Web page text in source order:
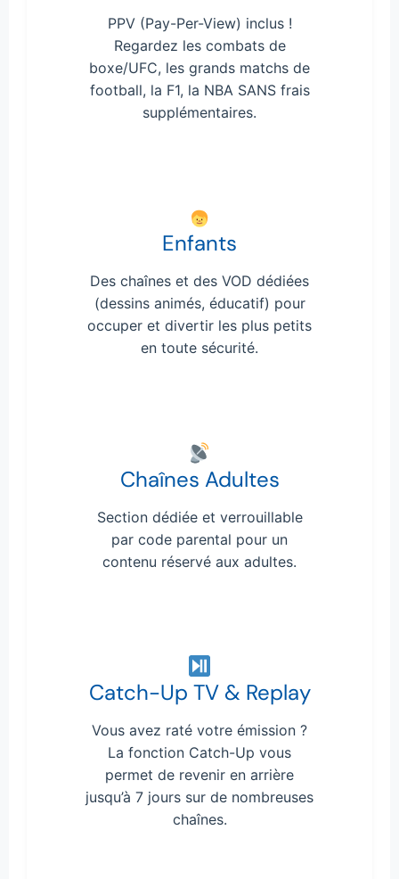
PPV (Pay-Per-View) inclus !
Regardez les combats de
boxe/UFC, les grands matchs de
football, la F1, la NBA SANS frais
supplémentaires.
Enfants
Des chaînes et des VOD dédiées
(dessins animés, éducatif) pour
occuper et divertir les plus petits
en toute sécurité.
Chaînes Adultes
Section dédiée et verrouillable
par code parental pour un
contenu réservé aux adultes.
Catch-Up TV & Replay
Vous avez raté votre émission ?
La fonction Catch-Up vous
permet de revenir en arrière
jusqu’à 7 jours sur de nombreuses
chaînes.